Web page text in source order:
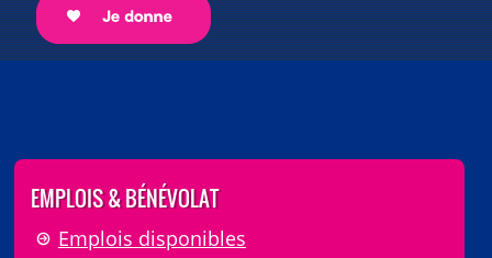
EMPLOIS & BÉNÉVOLAT
Emplois disponibles